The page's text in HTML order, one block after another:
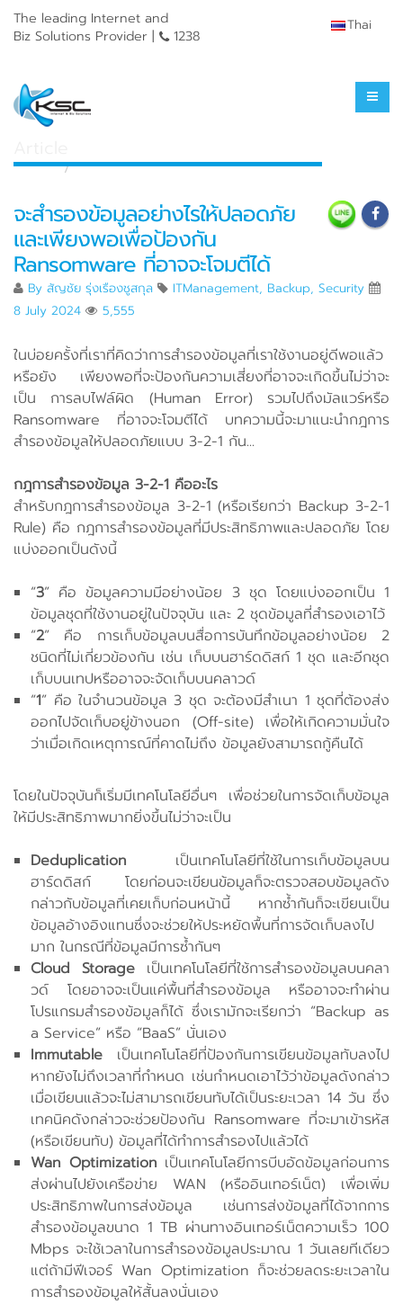
The leading Internet and
Biz Solutions Provider |
1238
Thai
Knowledge Center
Home Knowledge Center
จะสำรองข้อมูลอย่างไรให้ปลอดภัย
และเพียงพอเพื่อป้องกัน
Ransomware ที่อาจจะโจมตีได้
By สัญชัย รุ่งเรืองชูสกุล ITManagement, Backup, Security
8 July 2024
5,555
ในบ่อยครั้งที่เราที่คิดว่าการสำรองข้อมูลที่เราใช้งานอยู่ดีพอแล้ว
หรือยัง เพียงพอที่จะป้องกันความเสี่ยงที่อาจจะเกิดขึ้นไม่ว่าจะ
เป็น การลบไฟล์ผิด (Human Error) รวมไปถึงมัลแวร์หรือ
Ransomware ที่อาจจะโจมตีได้ บทความนี้จะมาแนะนำกฎการ
สำรองข้อมูลให้ปลอดภัยแบบ 3-2-1 กัน...
กฎการสำรองข้อมูล 3-2-1 คืออะไร
สำหรับกฎการสำรองข้อมูล 3-2-1 (หรือเรียกว่า Backup 3-2-1
Rule) คือ กฎการสำรองข้อมูลที่มีประสิทธิภาพและปลอดภัย โดย
แบ่งออกเป็นดังนี้
“3” คือ ข้อมูลความมีอย่างน้อย 3 ชุด โดยแบ่งออกเป็น 1
ข้อมูลชุดที่ใช้งานอยู่ในปัจจุบัน และ 2 ชุดข้อมูลที่สำรองเอาไว้
“2” คือ การเก็บข้อมูลบนสื่อการบันทึกข้อมูลอย่างน้อย 2
ชนิดที่ไม่เกี่ยวข้องกัน เช่น เก็บบนฮาร์ดดิสก์ 1 ชุด และอีกชุด
เก็บบนเทปหรืออาจจะจัดเก็บบนคลาวด์
“1” คือ ในจำนวนข้อมูล 3 ชุด จะต้องมีสำเนา 1 ชุดที่ต้องส่ง
ออกไปจัดเก็บอยู่ข้างนอก (Off-site) เพื่อให้เกิดความมั่นใจ
ว่าเมื่อเกิดเหตุการณ์ที่คาดไม่ถึง ข้อมูลยังสามารถกู้คืนได้
โดยในปัจจุบันก็เริ่มมีเทคโนโลยีอื่นๆ เพื่อช่วยในการจัดเก็บข้อมูล
ให้มีประสิทธิภาพมากยิ่งขึ้นไม่ว่าจะเป็น
Deduplication เป็นเทคโนโลยีที่ใช้ในการเก็บข้อมูลบน
ฮาร์ดดิสก์ โดยก่อนจะเขียนข้อมูลก็จะตรวจสอบข้อมูลดัง
กล่าวกับข้อมูลที่เคยเก็บก่อนหน้านี้ หากซ้ำกันก็จะเขียนเป็น
ข้อมูลอ้างอิงแทนซึ่งจะช่วยให้ประหยัดพื้นที่การจัดเก็บลงไป
มาก ในกรณีที่ข้อมูลมีการซ้ำกันๆ
Cloud Storage เป็นเทคโนโลยีที่ใช้การสำรองข้อมูลบนคลา
วด์ โดยอาจจะเป็นแค่พื้นที่สำรองข้อมูล หรืออาจจะทำผ่าน
โปรแกรมสำรองข้อมูลก็ได้ ซึ่งเรามักจะเรียกว่า “Backup as
a Service” หรือ “BaaS” นั่นเอง
Immutable เป็นเทคโนโลยีที่ป้องกันการเขียนข้อมูลทับลงไป
หากยังไม่ถึงเวลาที่กำหนด เช่นกำหนดเอาไว้ว่าข้อมูลดังกล่าว
เมื่อเขียนแล้วจะไม่สามารถเขียนทับได้เป็นระยะเวลา 14 วัน ซึ่ง
เทคนิคดังกล่าวจะช่วยป้องกัน Ransomware ที่จะมาเข้ารหัส
(หรือเขียนทับ) ข้อมูลที่ได้ทำการสำรองไปแล้วได้
Wan Optimizationเป็นเทคโนโลยีการบีบอัดข้อมูลก่อนการ
ส่งผ่านไปยังเครือข่าย WAN (หรืออินเทอร์เน็ต) เพื่อเพิ่ม
ประสิทธิภาพในการส่งข้อมูล เช่นการส่งข้อมูลที่ได้จากการ
สำรองข้อมูลขนาด 1 TB ผ่านทางอินเทอร์เน็ตความเร็ว 100
Mbps จะใช้เวลาในการสำรองข้อมูลประมาณ 1 วันเลยทีเดียว
แต่ถ้ามีฟีเจอร์ Wan Optimization ก็จะช่วยลดระยะเวลาใน
การสำรองข้อมูลให้สั้นลงนั่นเอง